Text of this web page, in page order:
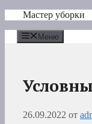
Перейти
содержимому
Мастер уборки
Меню
26.09.2022 от